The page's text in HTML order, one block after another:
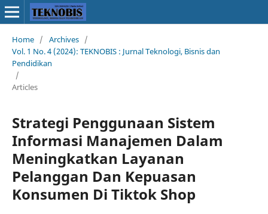
Home / Archives /
Vol. 1 No. 4 (2024): TEKNOBIS : Jurnal Teknologi, Bisnis dan
Pendidikan
/
Articles
Strategi Penggunaan Sistem
Informasi Manajemen Dalam
Meningkatkan Layanan
Pelanggan Dan Kepuasan
Konsumen Di Tiktok Shop